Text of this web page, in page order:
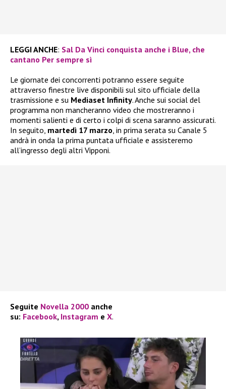
LEGGI ANCHE: Sal Da Vinci conquista anche i Blue, che
cantano Per sempre sì
Le giornate dei concorrenti potranno essere seguite
attraverso finestre live disponibili sul sito ufficiale della
trasmissione e su Mediaset Infinity. Anche sui social del
programma non mancheranno video che mostreranno i
momenti salienti e di certo i colpi di scena saranno assicurati.
In seguito, martedì 17 marzo, in prima serata su Canale 5
andrà in onda la prima puntata ufficiale e assisteremo
all’ingresso degli altri Vipponi.
Seguite Novella 2000 anche
su: Facebook, Instagram e X.